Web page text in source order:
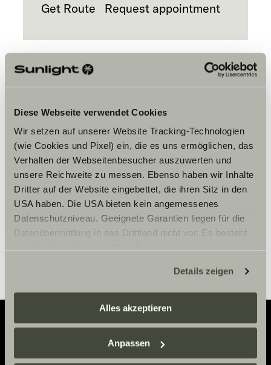
Diese Webseite verwendet Cookies
Wir setzen auf unserer Website Tracking-Technologien
(wie Cookies und Pixel) ein, die es uns ermöglichen, das
Verhalten der Webseitenbesucher auszuwerten und
unsere Reichweite zu messen. Ebenso haben wir Inhalte
Dritter auf der Website eingebettet, die ihren Sitz in den
USA haben. Die USA bieten kein angemessenes
Datenschutzniveau. Geeignete Garantien liegen für die
Datenübermittlung in das Drittland nicht vor. Es besteht
zustehen. Eingesetzte Dienstleister können Daten für
eigene Zwecke verarbeiten und mit anderen Daten
zusammenführen. Weitere Informationen finden Sie hier:
Datenschutzerklärung
einzelne Cookies/Dienste in den Einstellungen aus,
Details zeigen
Alles akzeptieren
Anpassen
Get Route Request appointment
Please accept marketing-
cookies to use this function.
Cookie Settings
Adventure